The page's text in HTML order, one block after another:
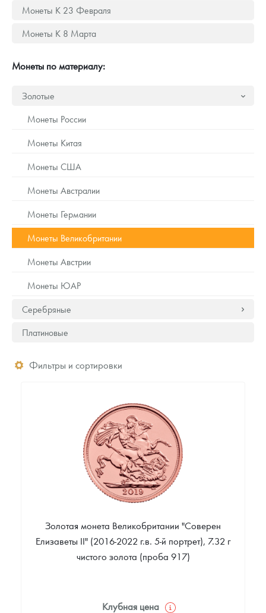
Русская нумизматика
Золотая карманная галерея
Монеты К 23 Февраля
Монеты К 8 Марта
Монеты по материалу:
Золотые
Монеты России
Монеты Китая
Монеты США
Монеты Австралии
Монеты Германии
Монеты Великобритании
Монеты Австрии
Монеты ЮАР
Серебряные
Платиновые
Фильтры и сортировки
Золотая монета Великобритании "Соверен
Елизаветы II" (2016-2022 г.в. 5-й портрет), 7.32 г
чистого золота (проба 917)
Клубная цена